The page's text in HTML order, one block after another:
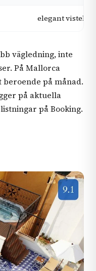
elegant vistelse
vägledning, inte
På Mallorca
på månad.
på aktuella
på Booking.